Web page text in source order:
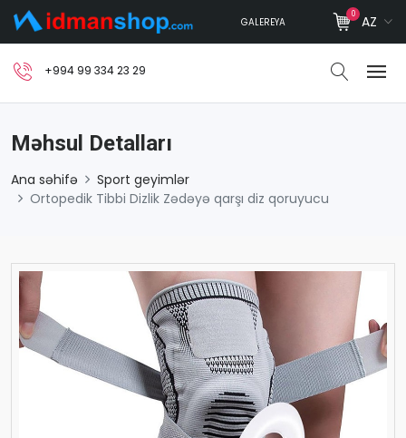
GALEREYA
0 AZ
+994 99 334 23 29
Məhsul Detalları
Ana səhifə
Sport geyimlər
Ortopedik Tibbi Dizlik Zədəyə qarşı diz qoruyucu